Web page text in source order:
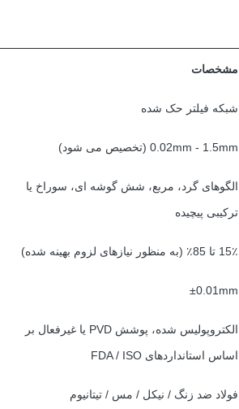
مشخصات
شبکه فیلتر حک شده
0.02mm - 1.5mm (تخصیص می شود)
الگوهای گرد، مربع، شش گوشه ای، سوراخ یا
ترکیبی پیچیده
15٪ تا 85٪ (به منظور نیازهای لزوم بهینه شده)
±0.01mm
الکتروپولیس شده، پوشش PVD یا غیرفعال بر
اساس استانداردهای FDA / ISO
فولاد ضد زنگ / نیکل / مس / تیتانیوم